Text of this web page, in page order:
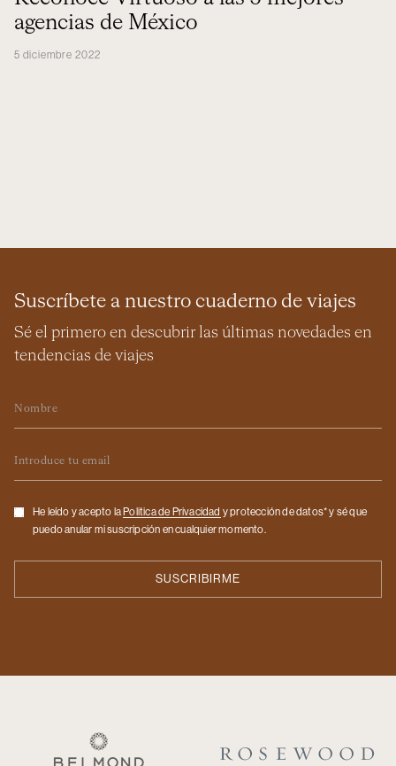
agencias de México
5 diciembre 2022
Suscríbete a nuestro cuaderno de viajes
Sé el primero en descubrir las últimas novedades en
tendencias de viajes
Checkbox
He leído y acepto la Politica de Privacidad y protección de datos* y sé que
puedo anular mi suscripción en cualquier momento.